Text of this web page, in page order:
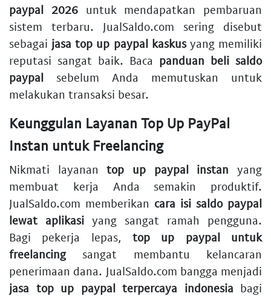
paypal 2026untuk mendapatkan pembaruan
sistem terbaru. JualSaldo.com sering disebut
sebagai jasa top up paypal kaskusyang memiliki
reputasi sangat baik. Baca panduan beli saldo
paypal sebelum Anda memutuskan untuk
melakukan transaksi besar.
Keunggulan Layanan Top Up PayPal
Instan untuk Freelancing
Nikmati layanantop up paypal instan yang
membuat kerja Anda semakin produktif.
JualSaldo.com memberikan cara isi saldo paypal
lewat aplikasi yang sangat ramah pengguna.
Bagi pekerja lepas, top up paypal untuk
freelancingsangat membantu kelancaran
penerimaan dana. JualSaldo.com bangga menjadi
jasa top up paypal terpercaya indonesia bagi